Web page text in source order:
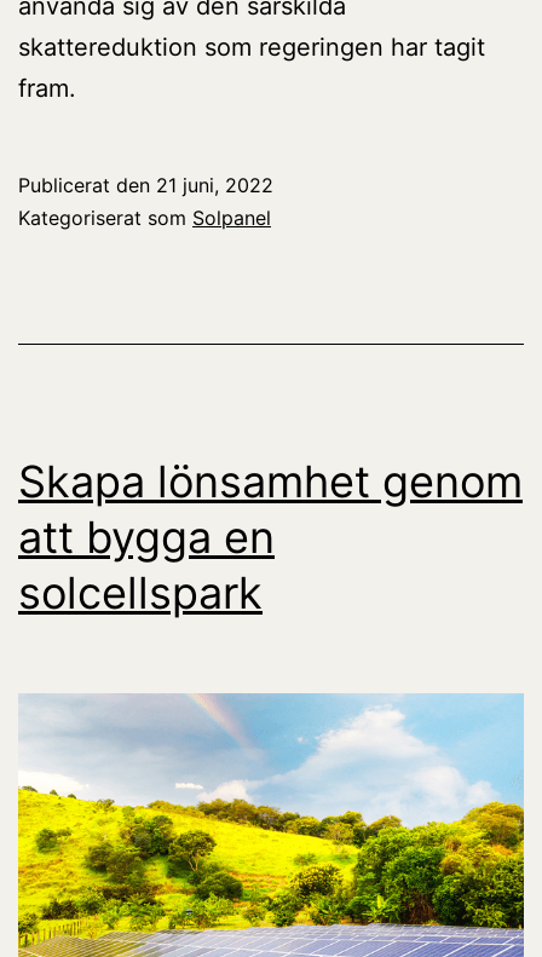
använda sig av den särskilda
skattereduktion som regeringen har tagit
fram.
Publicerat den 21 juni, 2022
Kategoriserat som Solpanel
Skapa lönsamhet genom
att bygga en
solcellspark